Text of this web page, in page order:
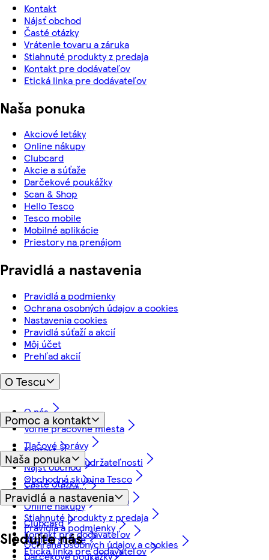
Kontakt
Nájsť obchod
Časté otázky
Vrátenie tovaru a záruka
Stiahnuté produkty z predaja
Kontakt pre dodávateľov
Etická linka pre dodávateľov
Naša ponuka
Akciové letáky
Online nákupy
Clubcard
Akcie a súťaže
Darčekové poukážky
Scan & Shop
Hello Tesco
Tesco mobile
Mobilné aplikácie
Priestory na prenájom
Pravidlá a nastavenia
Pravidlá a podmienky
Ochrana osobných údajov a cookies
Nastavenia cookies
Pravidlá súťaží a akcií
Môj účet
Prehľad akcií
O Tescu
O nás
Voľné pracovné miesta
Tlačové správy
Náš prístup k udržateľnosti
Obchodná skupina Tesco
Pomoc a kontakt
Kontakt
Nájsť obchod
Časté otázky
Vrátenie tovaru a záruka
Stiahnuté produkty z predaja
Kontakt pre dodávateľov
Etická linka pre dodávateľov
Naša ponuka
Akciové letáky
Online nákupy
Clubcard
Akcie a súťaže
Darčekové poukážky
Pravidlá a nastavenia
Pravidlá a podmienky
Ochrana osobných údajov a cookies
Sledujte nás